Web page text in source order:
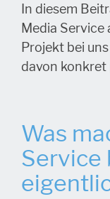
In diesem
Media
Projekt bei
davon
Was
Service